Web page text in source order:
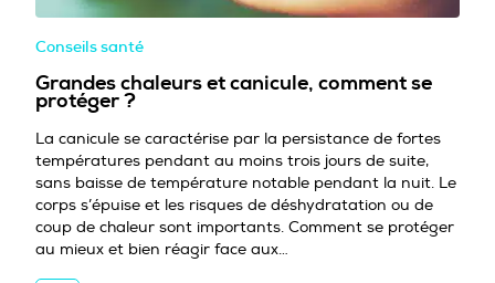
Conseils santé
Grandes chaleurs et canicule, comment se
protéger ?
La canicule se caractérise par la persistance de fortes
températures pendant au moins trois jours de suite,
sans baisse de température notable pendant la nuit. Le
corps s’épuise et les risques de déshydratation ou de
coup de chaleur sont importants. Comment se protéger
au mieux et bien réagir face aux…